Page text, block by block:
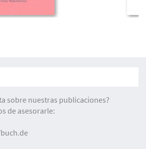
sobre nuestras publicaciones?
de asesorarle: